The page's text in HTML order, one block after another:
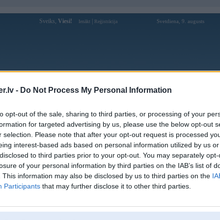
- Do Not Process My Personal Information
opt-out of the sale, sharing to third parties, or processing of your
for targeted advertising by us, please use the below opt-out
selection. Please note that after your opt-out request is processed
interest-based ads based on personal information utilized by us
to third parties prior to your opt-out. You may separately
of your personal information by third parties on the IAB’s list of
This information may also be disclosed by us to third parties on the
Participants that may further disclose it to other third parties.
Sveiks, Viesi! Ienākt Reģistrācija Svetdiena, 9. augusts
Forums Galerijas Reģistrācija Lietotāji
Lietotāja bet28link profils
Lietotājvārds:
bet28link
Ziņojumi forumā:
0
Pēdējie ziņojumi forumā